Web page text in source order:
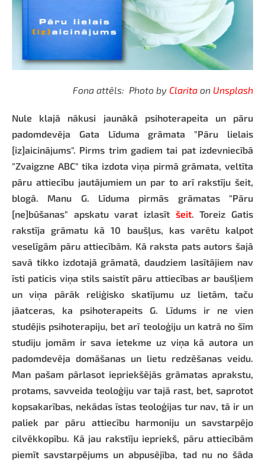
Fona attēls: Photo by Clarita on Unsplash
Nule klajā nākusi jaunākā psihoterapeita un pāru
padomdevēja Gata Līduma grāmata "Pāru lielais
[iz]aicinājums". Pirms trim gadiem tai pat izdevniecībā
"Zvaigzne ABC" tika izdota viņa pirmā grāmata, veltīta
pāru attiecību jautājumiem un par to arī rakstīju šeit,
blogā. Manu G. Līduma pirmās grāmatas "Pāru
[ne]būšanas" apskatu varat izlasīt šeit. Toreiz Gatis
rakstīja grāmatu kā 10 baušļus, kas varētu kalpot
veselīgām pāru attiecībām. Kā raksta pats autors šajā
savā tikko izdotajā grāmatā, daudziem lasītājiem nav
īsti paticis viņa stils saistīt pāru attiecības ar baušļiem
un viņa pārāk reliģisko skatījumu uz lietām, taču
jāatceras, ka psihoterapeits G. Līdums ir ne vien
studējis psihoterapiju, bet arī teoloģiju un katrā no šīm
studiju jomām ir sava ietekme uz viņa kā autora un
padomdevēja domāšanas un lietu redzēšanas veidu.
Man pašam pārlasot iepriekšējās grāmatas aprakstu,
protams, savveida teoloģiju var tajā rast, bet, saprotot
kopsakarības, nekādas īstas teoloģijas tur nav, tā ir un
paliek par pāru attiecību harmoniju un savstarpējo
cilvēkkopību. Kā jau rakstīju iepriekš, pāru attiecībām
piemīt savstarpējums un abpusējība, tad nu no šāda